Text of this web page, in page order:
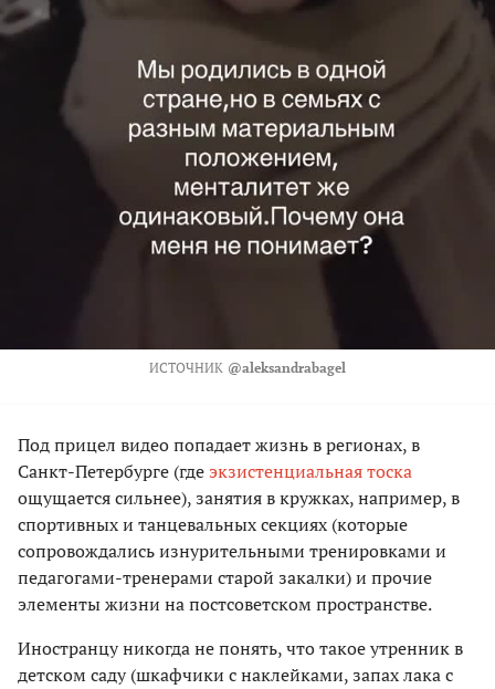
ИСТОЧНИК @aleksandrabagel
Под прицел видео попадает жизнь в регионах, в
Санкт-Петербурге (гдеэкзистенциальная тоска
ощущается сильнее), занятия в кружках, например, в
спортивных и танцевальных секциях (которые
сопровождались изнурительными тренировками и
педагогами-тренерами старой закалки) и прочие
элементы жизни на постсоветском пространстве.
Иностранцу никогда не понять, что такое утренник в
детском саду (шкафчики с наклейками, запах лака с